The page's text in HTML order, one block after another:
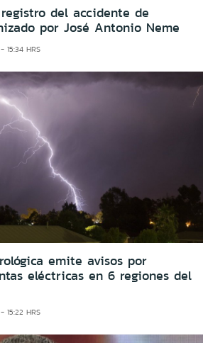
registro del accidente de
por José Antonio Neme
HRS
emite avisos por
eléctricas en 6 regiones del
HRS